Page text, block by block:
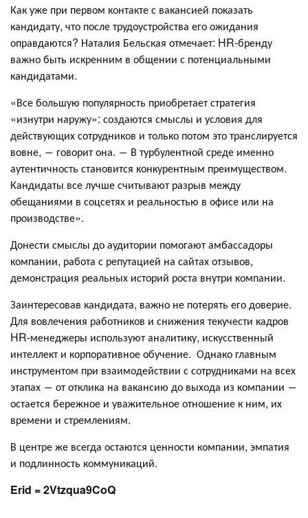
Как уже при первом контакте с вакансией показать
кандидату, что после трудоустройства его ожидания
оправдаются? Наталия Бельская отмечает: HR-бренду
важно быть искренним в общении с потенциальными
кандидатами.
«Все большую популярность приобретает стратегия
«изнутри наружу»: создаются смыслы и условия для
действующих сотрудников и только потом это транслируется
вовне, ― говорит она. ― В турбулентной среде именно
аутентичность становится конкурентным преимуществом.
Кандидаты все лучше считывают разрыв между
обещаниями в соцсетях и реальностью в офисе или на
производстве».
Донести смыслы до аудитории помогают амбассадоры
компании, работа с репутацией на сайтах отзывов,
демонстрация реальных историй роста внутри компании.
Заинтересовав кандидата, важно не потерять его доверие.
Для вовлечения работников и снижения текучести кадров
HR-менеджеры используют аналитику, искусственный
интеллект и корпоративное обучение. Однако главным
инструментом при взаимодействии с сотрудниками на всех
этапах ― от отклика на вакансию до выхода из компании ―
остается бережное и уважительное отношение к ним, их
времени и стремлениям.
В центре же всегда остаются ценности компании, эмпатия
и подлинность коммуникаций.
Erid = 2Vtzqua9CoQ